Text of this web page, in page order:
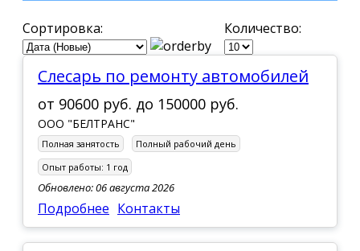
Сортировка: Количество:
Слесарь по ремонту автомобилей
от 90600 руб. до 150000 руб.
ООО "БЕЛТРАНС"
Полная занятость
Полный рабочий день
Опыт работы: 1 год
Обновлено: 06 августа 2026
Подробнее Контакты